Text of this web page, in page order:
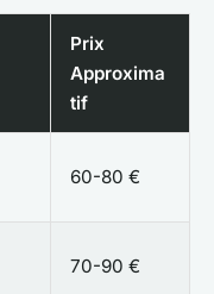
Prix
Approxima
tif
60-80 €
70-90 €